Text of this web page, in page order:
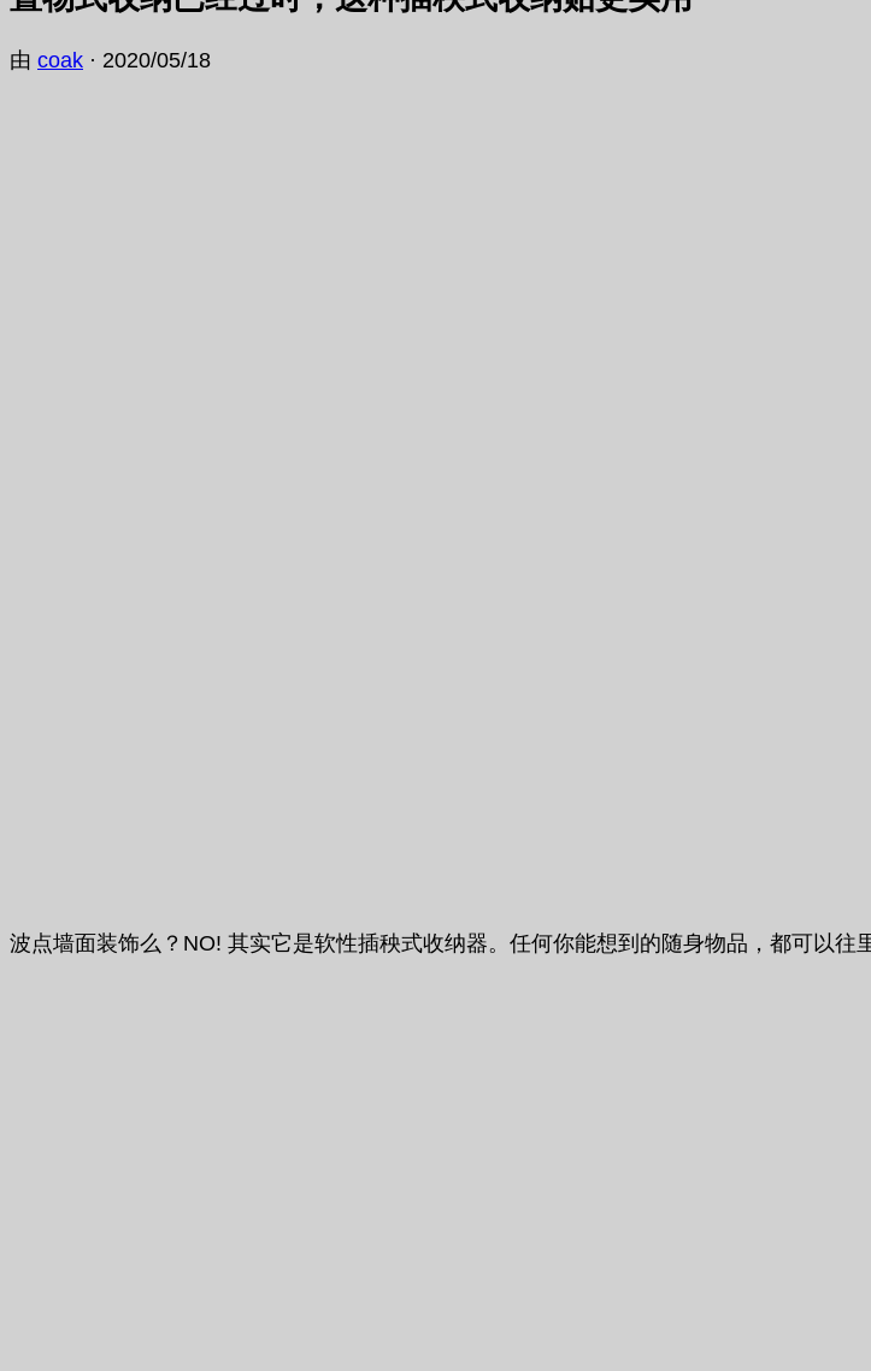
由 coak · 2020/05/18
波点墙面装饰么？NO! 其实它是软性插秧式收纳器。任何你能想到的随身物品，都可以往